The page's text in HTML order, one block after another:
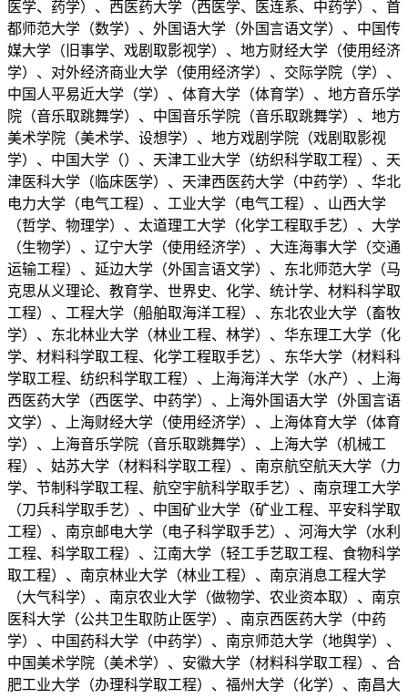
医学、药学）、西医药大学（西医学、医连系、中药学）、首
都师范大学（数学）、外国语大学（外国言语文学）、中国传
媒大学（旧事学、戏剧取影视学）、地方财经大学（使用经济
学）、对外经济商业大学（使用经济学）、交际学院（学）、
中国人平易近大学（学）、体育大学（体育学）、地方音乐学
院（音乐取跳舞学）、中国音乐学院（音乐取跳舞学）、地方
美术学院（美术学、设想学）、地方戏剧学院（戏剧取影视
学）、中国大学（）、天津工业大学（纺织科学取工程）、天
津医科大学（临床医学）、天津西医药大学（中药学）、华北
电力大学（电气工程）、工业大学（电气工程）、山西大学
（哲学、物理学）、太道理工大学（化学工程取手艺）、大学
（生物学）、辽宁大学（使用经济学）、大连海事大学（交通
运输工程）、延边大学（外国言语文学）、东北师范大学（马
克思从义理论、教育学、世界史、化学、统计学、材料科学取
工程）、工程大学（船舶取海洋工程）、东北农业大学（畜牧
学）、东北林业大学（林业工程、林学）、华东理工大学（化
学、材料科学取工程、化学工程取手艺）、东华大学（材料科
学取工程、纺织科学取工程）、上海海洋大学（水产）、上海
西医药大学（西医学、中药学）、上海外国语大学（外国言语
文学）、上海财经大学（使用经济学）、上海体育大学（体育
学）、上海音乐学院（音乐取跳舞学）、上海大学（机械工
程）、姑苏大学（材料科学取工程）、南京航空航天大学（力
学、节制科学取工程、航空宇航科学取手艺）、南京理工大学
（刀兵科学取手艺）、中国矿业大学（矿业工程、平安科学取
工程）、南京邮电大学（电子科学取手艺）、河海大学（水利
工程、科学取工程）、江南大学（轻工手艺取工程、食物科学
取工程）、南京林业大学（林业工程）、南京消息工程大学
（大气科学）、南京农业大学（做物学、农业资本取）、南京
医科大学（公共卫生取防止医学）、南京西医药大学（中药
学）、中国药科大学（中药学）、南京师范大学（地舆学）、
中国美术学院（美术学）、安徽大学（材料科学取工程）、合
肥工业大学（办理科学取工程）、福州大学（化学）、南昌大